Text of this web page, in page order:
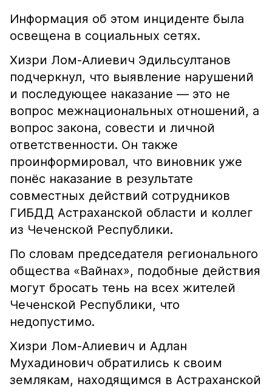
Информация об этом инциденте была
освещена в социальных сетях.
Хизри Лом-Алиевич Эдильсултанов
подчеркнул, что выявление нарушений
и последующее наказание — это не
вопрос межнациональных отношений, а
вопрос закона, совести и личной
ответственности. Он также
проинформировал, что виновник уже
понёс наказание в результате
совместных действий сотрудников
ГИБДД Астраханской области и коллег
из Чеченской Республики.
По словам председателя регионального
общества «Вайнах», подобные действия
могут бросать тень на всех жителей
Чеченской Республики, что
недопустимо.
Хизри Лом-Алиевич и Адлан
Мухадинович обратились к своим
землякам, находящимся в Астраханской